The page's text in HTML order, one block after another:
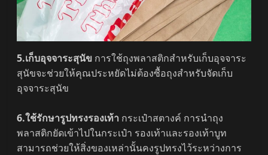
5.เก็บอุจจาระสุนัข การใช้ถุงพลาสติกสำหรับเก็บอุจจาระ
สุนัขจะช่วยให้คุณประหยัดไม่ต้องซื้อถุงสำหรับจัดเก็บ
อุจจาระสุนัข
6.ใช้รักษารูปทรงรองเท้า กระเป๋าสตางค์ การนำถุง
พลาสติกยัดเข้าไปในกระเป๋า รองเท้าและรองเท้าบูท
สามารถช่วยให้สิ่งของเหล่านั้นคงรูปทรงไว้ระหว่างการ